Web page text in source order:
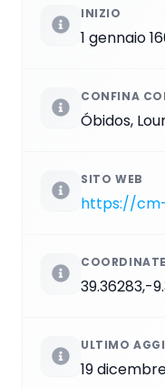
INIZIO
1 gennaio
CONFINA
Óbidos,
SITO WEB
https://
39.36283,-
ULTIMO
19